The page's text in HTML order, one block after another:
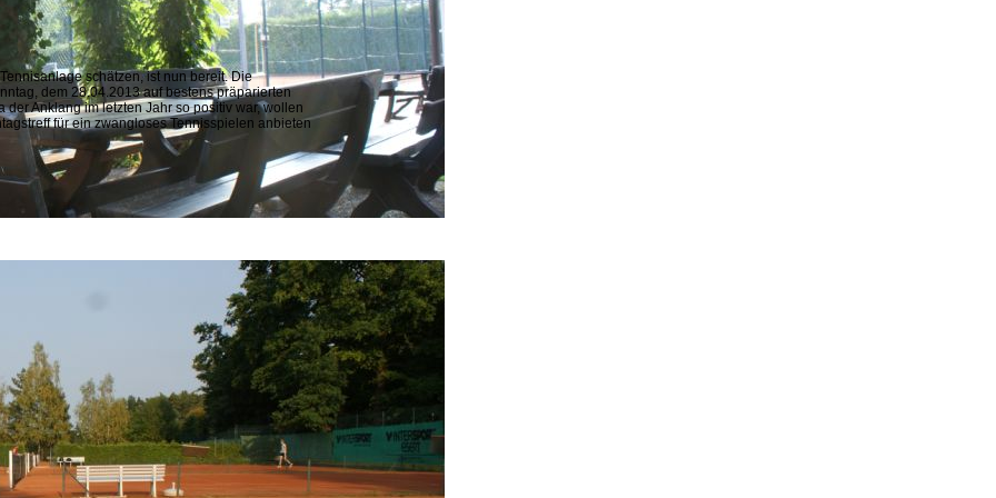
schätzen, ist nun bereit. Die
dem 28.04.2013 auf bestens präparierten
Anklang im letzten Jahr so positiv war, wollen
für ein zwangloses Tennisspielen anbieten